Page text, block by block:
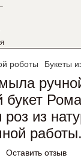
роботы Букеты
из
работы.
Оставить отзыв